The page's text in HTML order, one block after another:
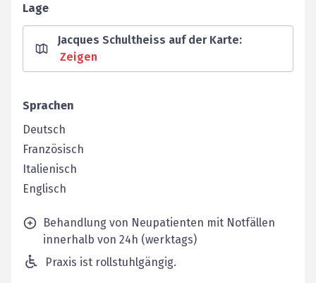
Lage
Jacques Schultheiss auf der Karte:
Zeigen
Sprachen
Deutsch
Französisch
Italienisch
Englisch
Behandlung von Neupatienten mit Notfällen
innerhalb von 24h (werktags)
Praxis ist rollstuhlgängig.